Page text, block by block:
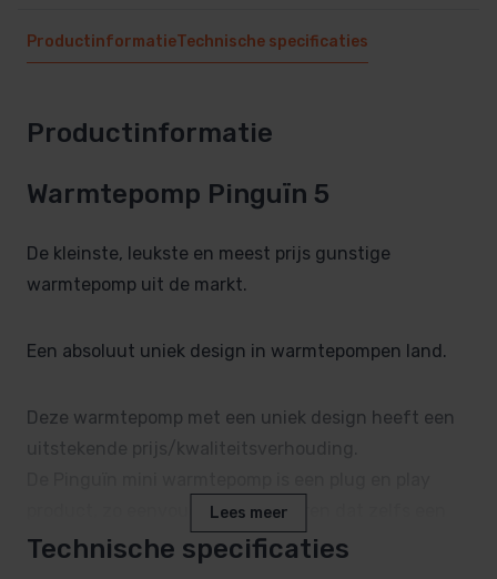
ProductinformatieTechnische specificaties
Productinformatie
Warmtepomp Pinguïn 5
De kleinste, leukste en meest prijs gunstige
warmtepomp uit de markt.
Een absoluut uniek design in warmtepompen land.
Deze warmtepomp met een uniek design heeft een
uitstekende prijs/kwaliteitsverhouding.
product, zo eenvoudig te installeren dat zelfs een
bypass niet nodig is.
Lees meer
Technische specificaties